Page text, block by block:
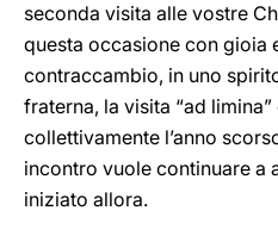
seconda visita alle vostre
questa occasione con gioia
contraccambio, in uno
fraterna, la visita “ad
collettivamente l’anno
incontro vuole continuare a
iniziato allora.